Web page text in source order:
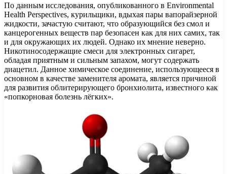
По данным исследования, опубликованного в Environmental
Health Perspectives, курильщики, вдыхая пары вапорайзерной
жидкости, зачастую считают, что образующийся без смол и
канцерогенных веществ пар безопасен как для них самих, так
и для окружающих их людей. Однако их мнение неверно.
Никотиносодержащие смеси для электронных сигарет,
обладая приятным и сильным запахом, могут содержать
диацетил. Данное химическое соединение, использующееся в
основном в качестве заменителя аромата, является причиной
для развития облитерирующего бронхиолита, известного как
«попкорновая болезнь лёгких».